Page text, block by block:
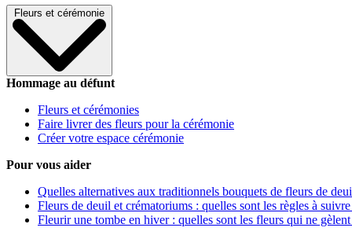
Fleurs et cérémonie
Hommage au défunt
Fleurs et cérémonies
Faire livrer des fleurs pour la cérémonie
Créer votre espace cérémonie
Pour vous aider
Quelles alternatives aux traditionnels bouquets de fleurs de
Fleurs de deuil et crématoriums : quelles sont les règles à
Fleurir une tombe en hiver : quelles sont les fleurs qui ne gèlent